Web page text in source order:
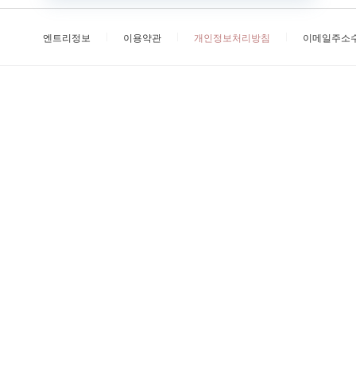
엔트리정보 이용약관 개인정보처리방침 이메일주소